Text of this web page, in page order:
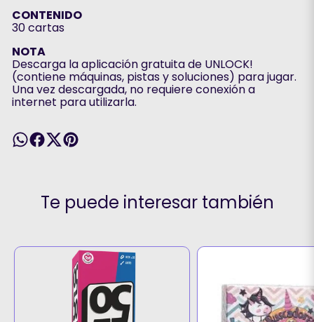
CONTENIDO
30 cartas
NOTA
Descarga la aplicación gratuita de UNLOCK!
(contiene máquinas, pistas y soluciones) para jugar.
Una vez descargada, no requiere conexión a
internet para utilizarla.
Te puede interesar también